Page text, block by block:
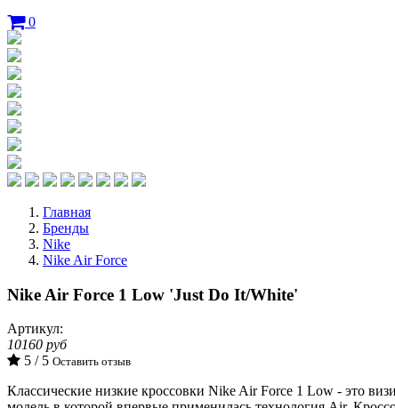
0
Главная
Бренды
Nike
Nike Air Force
Nike Air Force 1 Low 'Just Do It/White'
Артикул:
10160 руб
5 / 5 Оставить отзыв
Классические низкие кроссовки Nike Air Force 1 Low - это